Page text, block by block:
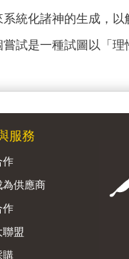
統化諸神的生成，
試是一種試圖以「理
服務
作
為供應商
作
聯盟
購